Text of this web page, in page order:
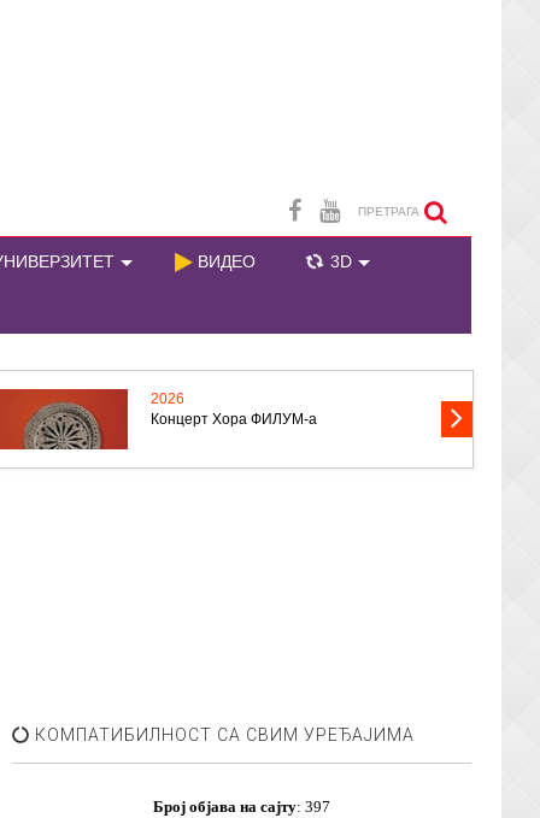
ПРЕТРАГА
ВИДЕО 3D
2026
Концерт Хора ФИЛУМ-а
КОМПАТИБИЛНОСТ СА СВИМ УРЕЂАЈИМА
Број објава на сајту: 397